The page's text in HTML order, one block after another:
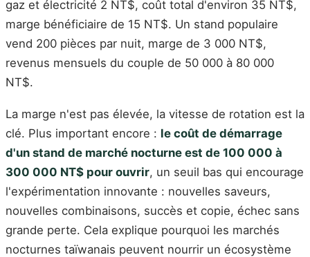
gaz et électricité 2 NT$, coût total d'environ 35 NT$,
marge bénéficiaire de 15 NT$. Un stand populaire
vend 200 pièces par nuit, marge de 3 000 NT$,
revenus mensuels du couple de 50 000 à 80 000
NT$.
La marge n'est pas élevée, la vitesse de rotation est la
clé. Plus important encore : le coût de démarrage
d'un stand de marché nocturne est de 100 000 à
300 000 NT$ pour ouvrir, un seuil bas qui encourage
l'expérimentation innovante : nouvelles saveurs,
nouvelles combinaisons, succès et copie, échec sans
grande perte. Cela explique pourquoi les marchés
nocturnes taïwanais peuvent nourrir un écosystème